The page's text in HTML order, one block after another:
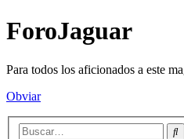
ForoJaguar
Para todos los aficionados a este
Obviar